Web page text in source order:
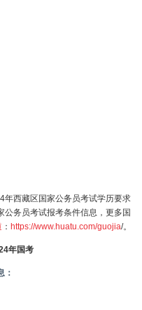
年西藏区国家公务员考试学历要求
务员考试报考条件信息，更多国
： https://www.huatu.com/guojia/。
年国考
：